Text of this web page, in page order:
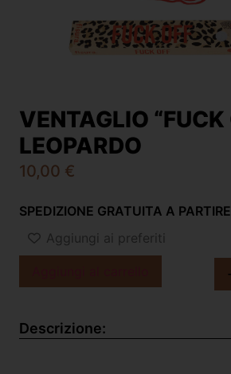
VENTAGLIO “FUCK
LEOPARDO
10,00 €
SPEDIZIONE GRATUITA A
Aggiungi ai preferiti
Descrizione: